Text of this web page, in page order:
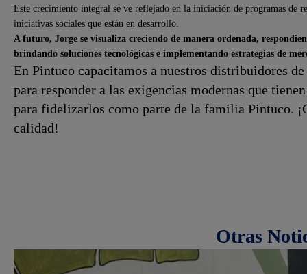
Este crecimiento integral se ve reflejado en la iniciación de programas de
iniciativas sociales que están en desarrollo.
A futuro, Jorge se visualiza creciendo de manera ordenada,
brindando soluciones tecnológicas e implementando estrategias de
En Pintuco capacitamos a nuestros distribuidores
para responder a las exigencias modernas que
para fidelizarlos como parte de la familia Pintuco.
calidad!
Otras